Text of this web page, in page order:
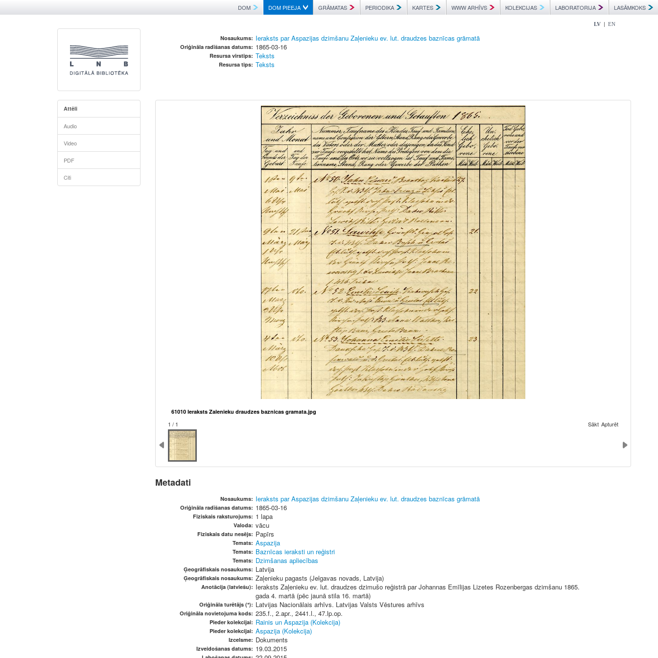
DOM DOM PIEEJA GRĀMATAS PERIODIKA KARTES WWW ARHĪVS KOLEKCIJAS LABORATORIJA LASĀMKOKS
LV | EN
Nosaukums: Ieraksts par Aspazijas dzimšanu Zaļenieku ev. lut. draudzes baznīcas grāmatā
Oriģināla radīšanas datums: 1865-03-16
Resursa virstips: Teksts
Resursa tips: Teksts
Attēli
Audio
Video
PDF
Citi
61010 Ieraksts Zalenieku draudzes baznicas gramata.jpg
1 / 1 Sākt Apturēt
Metadati
Nosaukums: Ieraksts par Aspazijas dzimšanu Zaļenieku ev. lut. draudzes baznīcas grāmatā
Oriģināla radīšanas datums: 1865-03-16
Fiziskais raksturojums: 1 lapa
Valoda: vācu
Fiziskais datu nesējs: Papīrs
Temats: Aspazija
Temats: Baznīcas ieraksti un reģistri
Temats: Dzimšanas apliecības
Ģeogrāfiskais nosaukums: Latvija
Ģeogrāfiskais nosaukums: Zaļenieku pagasts (Jelgavas novads, Latvija)
Anotācija (latviešu): Ieraksts Zaļenieku ev. lut. draudzes dzimušo reģistrā par Johannas Emīlijas Lizetes Rozenbergas dzimšanu 1865.
gada 4. martā (pēc jaunā stila 16. martā)
Oriģināla turētājs (*): Latvijas Nacionālais arhīvs. Latvijas Valsts Vēstures arhīvs
Oriģināla novietojuma kods: 235.f., 2.apr., 2441.l., 47.lp.op.
Pieder kolekcijai: Rainis un Aspazija (Kolekcija)
Pieder kolekcijai: Aspazija (Kolekcija)
Izcelsme: Dokuments
Izveidošanas datums: 19.03.2015